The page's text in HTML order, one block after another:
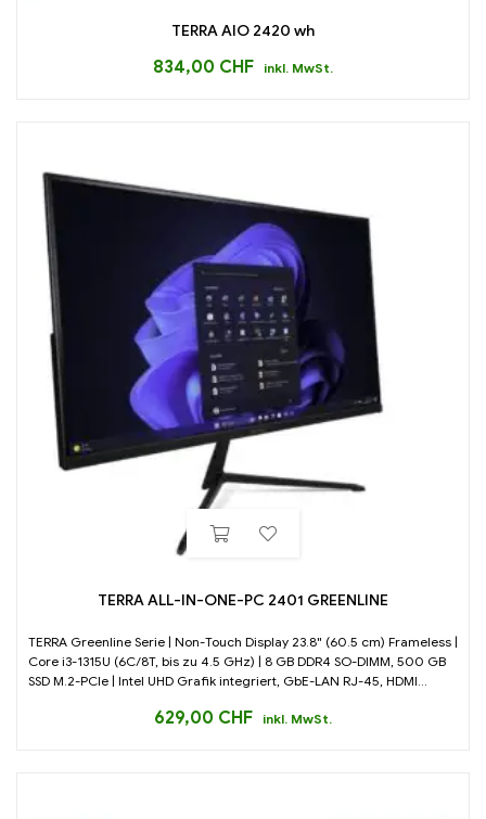
TERRA AIO 2420 wh
834,00 CHF inkl. MwSt.
TERRA ALL-IN-ONE-PC 2401 GREENLINE
TERRA Greenline Serie | Non-Touch Display 23.8" (60.5 cm) Frameless |
Core i3-1315U (6C/8T, bis zu 4.5 GHz) | 8 GB DDR4 SO-DIMM, 500 GB
SSD M.2-PCIe | Intel UHD Grafik integriert, GbE-LAN RJ-45, HDMI...
629,00 CHF inkl. MwSt.